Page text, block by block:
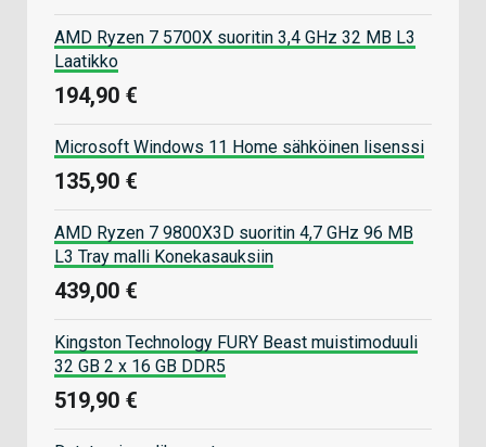
AMD Ryzen 7 5700X suoritin 3,4 GHz 32 MB L3
Laatikko
194,90 €
Microsoft Windows 11 Home sähköinen lisenssi
135,90 €
AMD Ryzen 7 9800X3D suoritin 4,7 GHz 96 MB
L3 Tray malli Konekasauksiin
439,00 €
Kingston Technology FURY Beast muistimoduuli
32 GB 2 x 16 GB DDR5
519,90 €